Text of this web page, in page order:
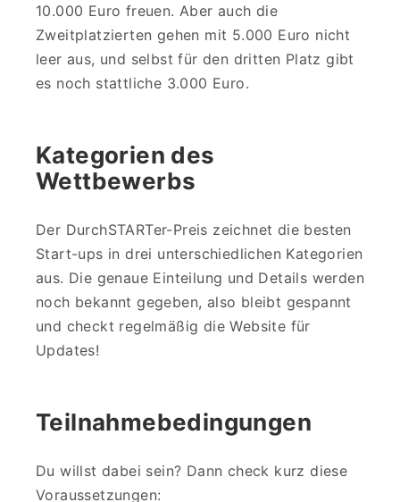
10.000 Euro freuen. Aber auch die
Zweitplatzierten gehen mit 5.000 Euro nicht
leer aus, und selbst für den dritten Platz gibt
es noch stattliche 3.000 Euro.
Kategorien des
Wettbewerbs
Der DurchSTARTer-Preis zeichnet die besten
Start-ups in drei unterschiedlichen Kategorien
aus. Die genaue Einteilung und Details werden
noch bekannt gegeben, also bleibt gespannt
und checkt regelmäßig die Website für
Updates!
Teilnahmebedingungen
Du willst dabei sein? Dann check kurz diese
Voraussetzungen: